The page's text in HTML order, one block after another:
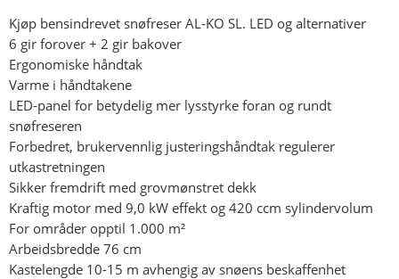
Kjøp bensindrevet snøfreser AL-KO SL. LED og alternativer
6 gir forover + 2 gir bakover
Ergonomiske håndtak
Varme i håndtakene
LED-panel for betydelig mer lysstyrke foran og rundt
snøfreseren
Forbedret, brukervennlig justeringshåndtak regulerer
utkastretningen
Sikker fremdrift med grovmønstret dekk
Kraftig motor med 9,0 kW effekt og 420 ccm sylindervolum
For områder opptil 1.000 m²
Arbeidsbredde 76 cm
Kastelengde 10-15 m avhengig av snøens beskaffenhet